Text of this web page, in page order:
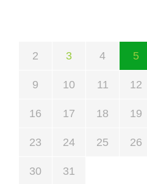
2 3 4 5
9 10 11 12
16 17 18 19
23 24 25 26
30 31